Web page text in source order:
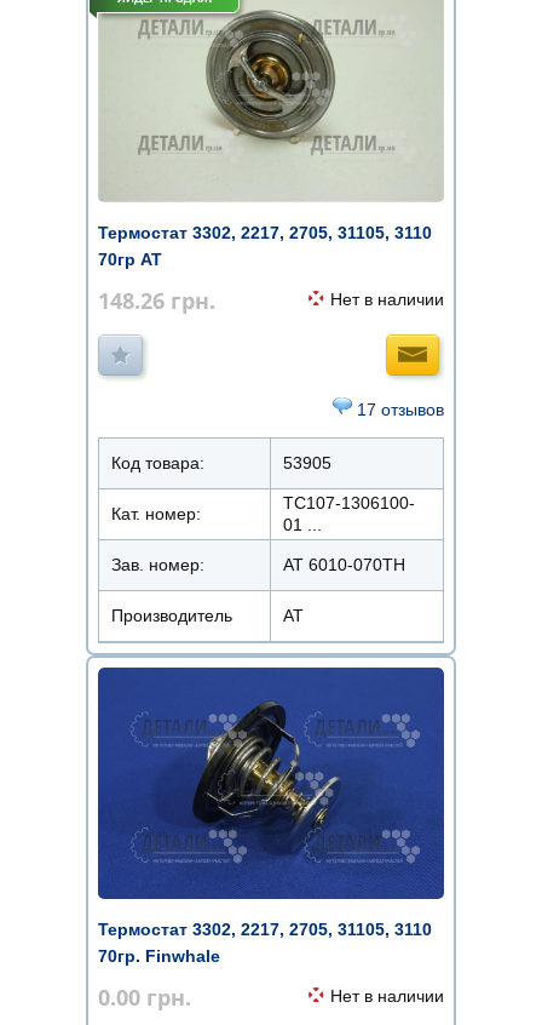
Термостат 3302, 2217, 2705, 31105, 3110
70гр АТ
148.26 грн. Нет в наличии
17 отзывов
Код товара: 53905
Кат. номер:
ТС107-1306100-
01 ...
Зав. номер: AT 6010-070TH
Производитель АТ
Термостат 3302, 2217, 2705, 31105, 3110
70гр. Finwhale
0.00 грн. Нет в наличии